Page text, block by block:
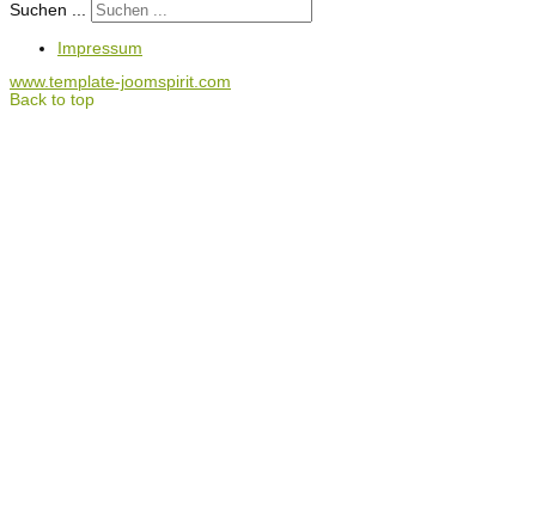
Suchen ...
Impressum
www.template-joomspirit.com
Back to top